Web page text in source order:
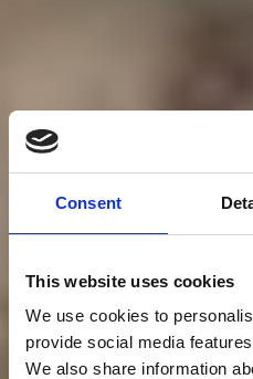
Consent
This website uses cookies
We use cookies to
provide social media
We also share information